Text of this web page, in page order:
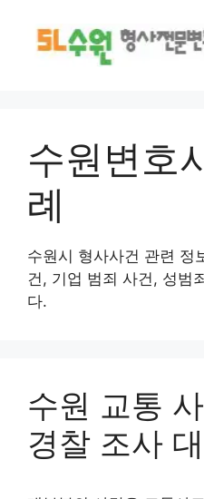
수원변호
례
수원시 형사사건 관련 정
건, 기업 범죄 사건, 성범
다.
수원 교통
경찰 조사